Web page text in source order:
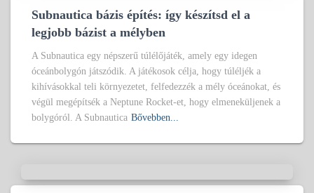
Subnautica bázis építés: így készítsd el a
legjobb bázist a mélyben
A Subnautica egy népszerű túlélőjáték, amely egy idegen
óceánbolygón játszódik. A játékosok célja, hogy túléljék a
kihívásokkal teli környezetet, felfedezzék a mély óceánokat, és
végül megépítsék a Neptune Rocket-et, hogy elmeneküljenek a
bolygóról. A Subnautica Bővebben...